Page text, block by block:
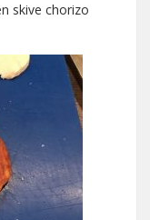
skive chorizo